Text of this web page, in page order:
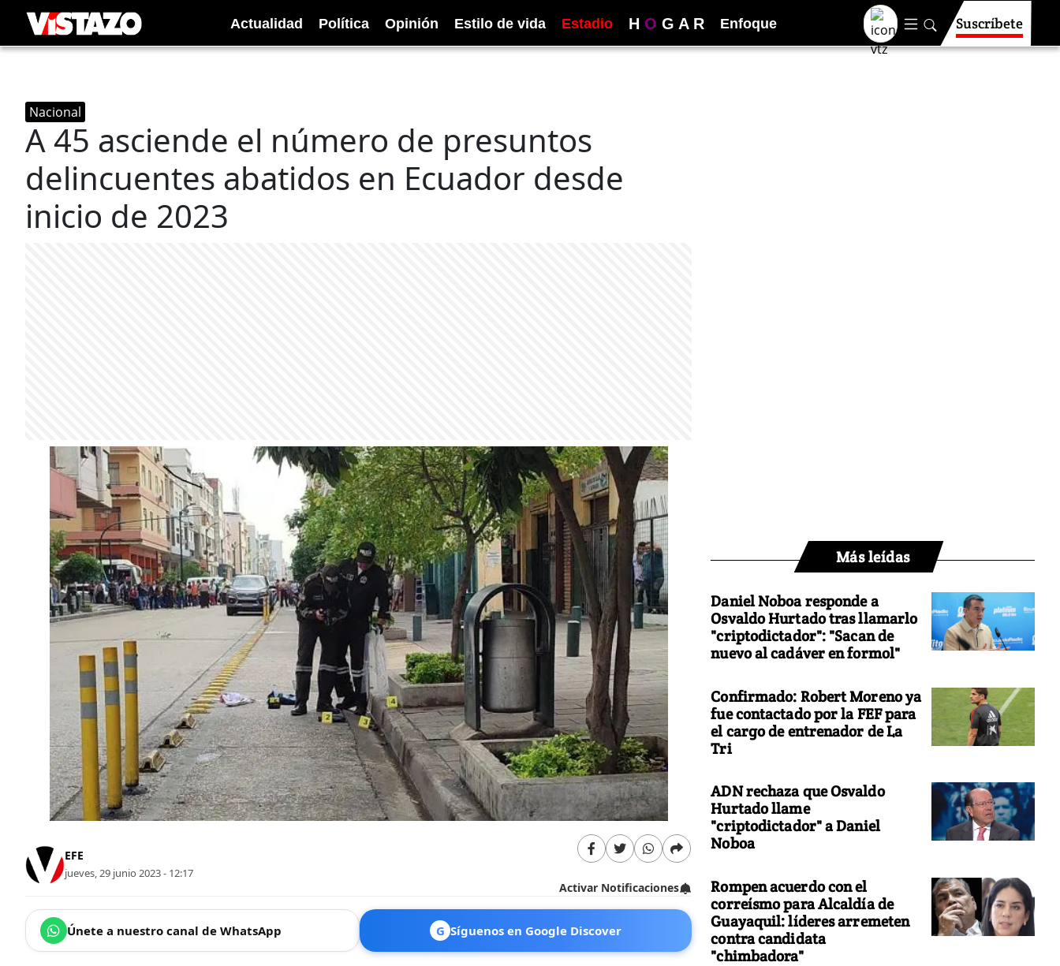
Actualidad Política Opinión Estilo de vida Estadio H O G A R Enfoque Suscríbete
Nacional
A 45 asciende el número de presuntos
delincuentes abatidos en Ecuador desde
inicio de 2023
EFE
jueves, 29 junio 2023 - 12:17
Activar Notificaciones
Únete a nuestro canal de WhatsApp G Síguenos en Google Discover
Más leídas
Daniel Noboa responde a
Osvaldo Hurtado tras llamarlo
"criptodictador": "Sacan de
nuevo al cadáver en formol"
Confirmado: Robert Moreno ya
fue contactado por la FEF para
el cargo de entrenador de La
Tri
ADN rechaza que Osvaldo
Hurtado llame
"criptodictador" a Daniel
Noboa
Rompen acuerdo con el
correísmo para Alcaldía de
Guayaquil: líderes arremeten
contra candidata
"chimbadora"